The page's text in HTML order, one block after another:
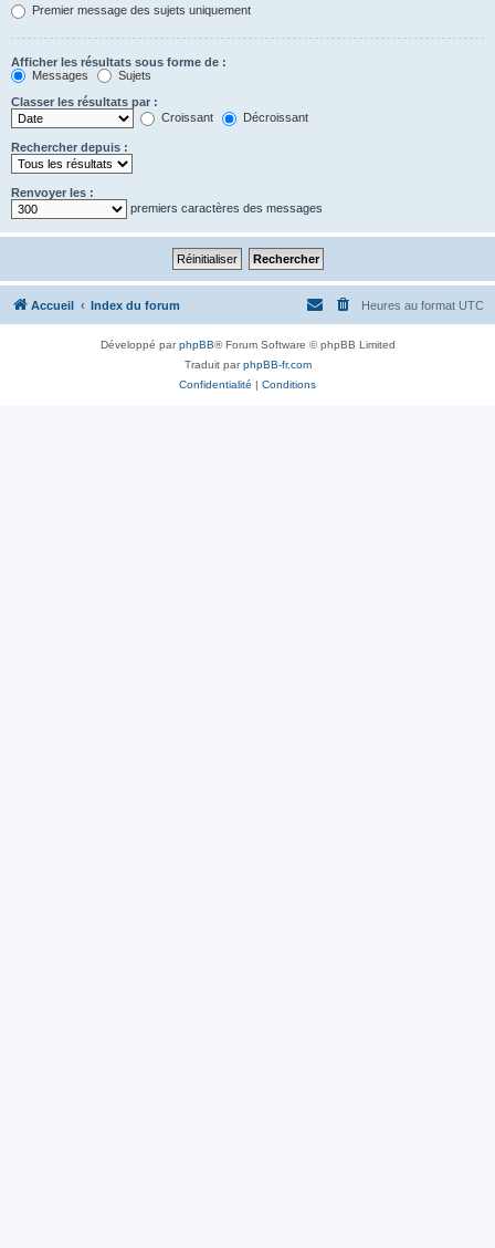
Premier message des sujets uniquement
Afficher les résultats sous forme de :
Messages
Sujets
Classer les résultats par :
Croissant
Décroissant
Rechercher depuis :
Renvoyer les :
premiers caractères des messages
Accueil Index du forum Heures au format UTC
Développé parphpBB® Forum Software © phpBB Limited
Traduit parphpBB-fr.com
Confidentialité
Conditions